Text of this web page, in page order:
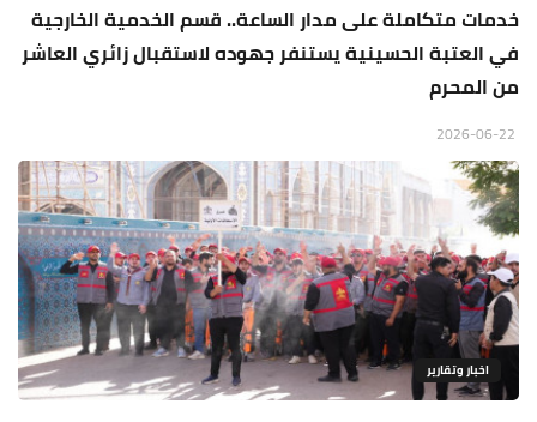
خدمات متكاملة على مدار الساعة.. قسم الخدمية الخارجية
في العتبة الحسينية يستنفر جهوده لاستقبال زائري العاشر
من المحرم
اخبار وتقارير